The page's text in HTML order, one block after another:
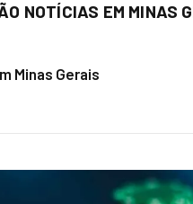
NOTÍCIAS EM MINAS
Minas Gerais